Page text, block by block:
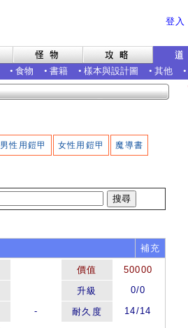
登入
• 食物 • 書籍 • 樣本與設計圖 • 其他 •
男性用鎧甲 女性用鎧甲 魔導書
補充
價值
50000
升級 0/0
- 耐久度 14/14